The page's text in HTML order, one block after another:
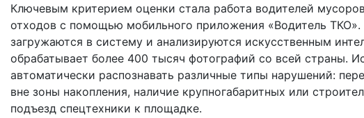
Ключевым критерием оценки стала работа водителей
отходов с помощью мобильного приложения «Водитель
загружаются в систему и анализируются искусственным
обрабатывает более 400 тысяч фотографий со всей страны.
автоматически распознавать различные типы нарушений:
вне зоны накопления, наличие крупногабаритных или
подъезд спецтехники к площадке.